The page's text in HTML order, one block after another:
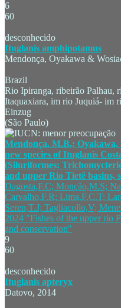
6
60
desconhecido
Ituglanis amphipotamus
Mendonça, Oyakawa &
Brazil
Rio Ipiranga, ribeirão Palhau,
Itaquaxiara, im rio Juquiá- im
Einzug
(São Paulo)
Mendonça. M.B.;
new species of Ituglanis
(Siluriformes:
and upper Rio Tietê basins,
Dagosta,F.C; Monção,M.S;
Carvalho,F.R; Lima,F,C.T;
Seren,T.J; Tagliacollo,V;
2024 "Fishes of the upper rio
and conservation"
9
60
desconhecido
Ituglanis apteryx
Datovo, 2014